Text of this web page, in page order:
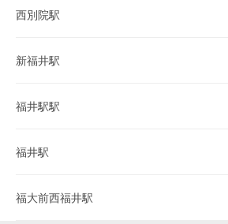
西別院駅
新福井駅
福井駅駅
福井駅
福大前西福井駅